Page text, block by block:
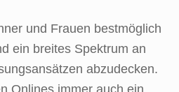
und Frauen bestmöglich
ein breites Spektrum an
abzudecken.